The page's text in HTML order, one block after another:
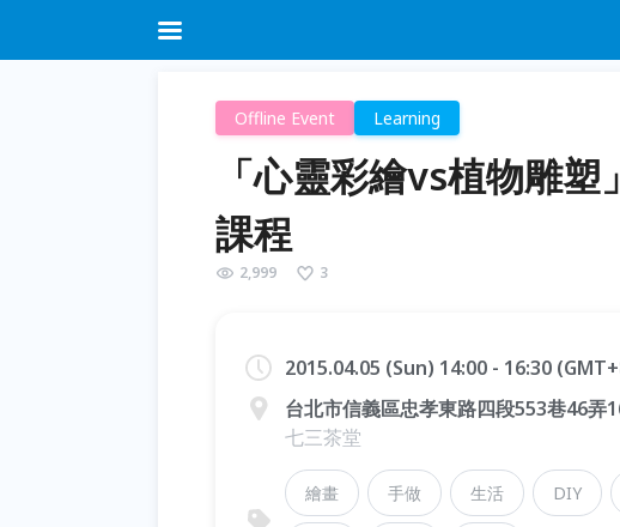
Offline Event Learning
「心靈彩繪vs植物雕
課程
2,999 3
2015.04.05 (Sun) 14:00 - 16:30
台北市信義區忠孝東路四段553巷46弄
七三茶堂
繪畫 手做 生活 DIY